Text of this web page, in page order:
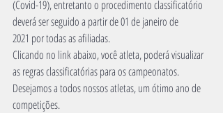
(Covid-19), entretanto o procedimento classificatório
deverá ser seguido a partir de 01 de janeiro de
2021 por todas as afiliadas.
Clicando no link abaixo, você atleta, poderá visualizar
as regras classificatórias para os campeonatos.
Desejamos a todos nossos atletas, um ótimo ano de
competições.